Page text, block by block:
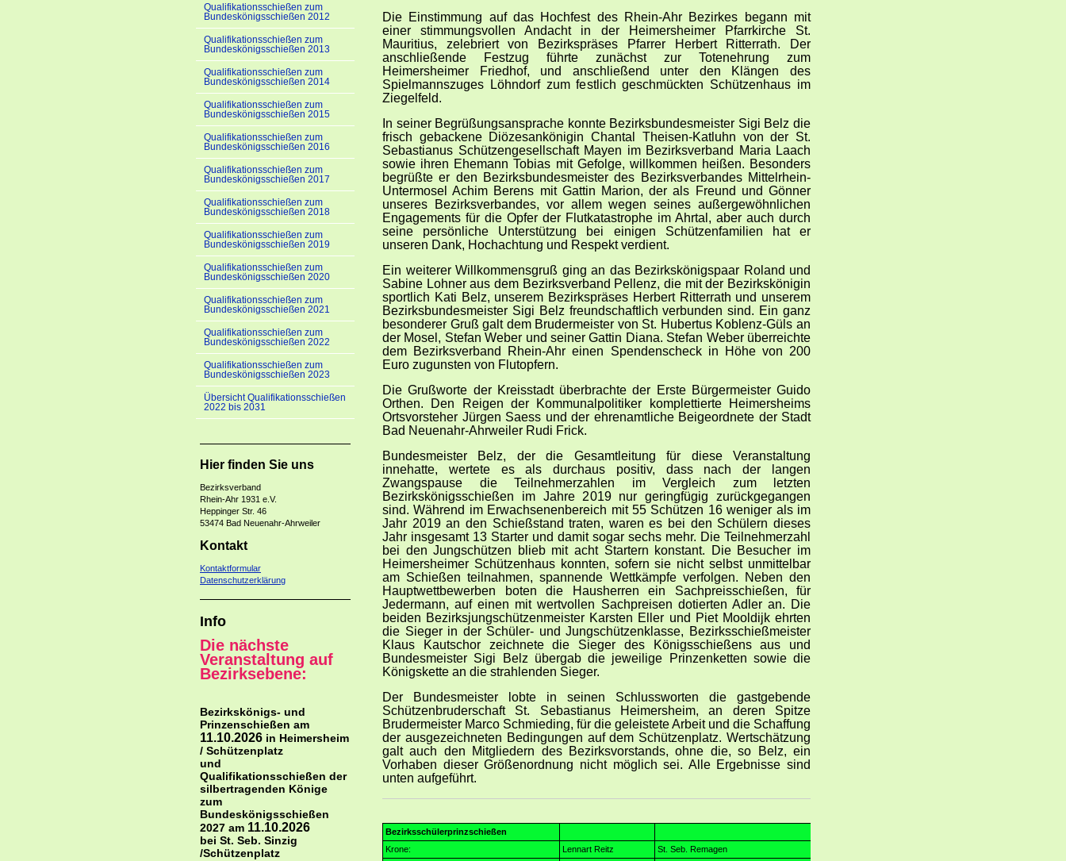
Qualifikationsschießen zum
Bundeskönigsschießen 2012
Qualifikationsschießen zum
Bundeskönigsschießen 2013
Qualifikationsschießen zum
Bundeskönigsschießen 2014
Qualifikationsschießen zum
Bundeskönigsschießen 2015
Qualifikationsschießen zum
Bundeskönigsschießen 2016
Qualifikationsschießen zum
Bundeskönigsschießen 2017
Qualifikationsschießen zum
Bundeskönigsschießen 2018
Qualifikationsschießen zum
Bundeskönigsschießen 2019
Qualifikationsschießen zum
Bundeskönigsschießen 2020
Qualifikationsschießen zum
Bundeskönigsschießen 2021
Qualifikationsschießen zum
Bundeskönigsschießen 2022
Qualifikationsschießen zum
Bundeskönigsschießen 2023
Übersicht Qualifikationsschießen
2022 bis 2031
Hier finden Sie uns
Bezirksverband
Rhein-Ahr 1931 e.V.
Heppinger Str. 46
53474 Bad Neuenahr-Ahrweiler
Kontakt
Kontaktformular
Datenschutzerklärung
Info
Die nächste
Veranstaltung auf
Bezirksebene:
Bezirkskönigs- und
Prinzenschießen am
11.10.2026 in Heimersheim
/ Schützenplatz
und
Qualifikationsschießen der
silbertragenden Könige
zum
Bundeskönigsschießen
2027 am 11.10.2026
bei St. Seb. Sinzig
/Schützenplatz
Die Einstimmung auf das Hochfest des Rhein-Ahr Bezirkes begann mit
einer stimmungsvollen Andacht in der Heimersheimer Pfarrkirche St.
Mauritius, zelebriert von Bezirkspräses Pfarrer Herbert Ritterrath. Der
anschließende Festzug führte zunächst zur Totenehrung zum
Heimersheimer Friedhof, und anschließend unter den Klängen des
Spielmannszuges Löhndorf zum festlich geschmückten Schützenhaus im
Ziegelfeld.
In seiner Begrüßungsansprache konnte Bezirksbundesmeister Sigi Belz die
frisch gebackene Diözesankönigin Chantal Theisen-Katluhn von der St.
Sebastianus Schützengesellschaft Mayen im Bezirksverband Maria Laach
sowie ihren Ehemann Tobias mit Gefolge, willkommen heißen. Besonders
begrüßte er den Bezirksbundesmeister des Bezirksverbandes Mittelrhein-
Untermosel Achim Berens mit Gattin Marion, der als Freund und Gönner
unseres Bezirksverbandes, vor allem wegen seines außergewöhnlichen
Engagements für die Opfer der Flutkatastrophe im Ahrtal, aber auch durch
seine persönliche Unterstützung bei einigen Schützenfamilien hat er
unseren Dank, Hochachtung und Respekt verdient.
Ein weiterer Willkommensgruß ging an das Bezirkskönigspaar Roland und
Sabine Lohner aus dem Bezirksverband Pellenz, die mit der Bezirkskönigin
sportlich Kati Belz, unserem Bezirkspräses Herbert Ritterrath und unserem
Bezirksbundesmeister Sigi Belz freundschaftlich verbunden sind. Ein ganz
besonderer Gruß galt dem Brudermeister von St. Hubertus Koblenz-Güls an
der Mosel, Stefan Weber und seiner Gattin Diana. Stefan Weber überreichte
dem Bezirksverband Rhein-Ahr einen Spendenscheck in Höhe von 200
Euro zugunsten von Flutopfern.
Die Grußworte der Kreisstadt überbrachte der Erste Bürgermeister Guido
Orthen. Den Reigen der Kommunalpolitiker komplettierte Heimersheims
Ortsvorsteher Jürgen Saess und der ehrenamtliche Beigeordnete der Stadt
Bad Neuenahr-Ahrweiler Rudi Frick.
Bundesmeister Belz, der die Gesamtleitung für diese Veranstaltung
innehatte, wertete es als durchaus positiv, dass nach der langen
Zwangspause die Teilnehmerzahlen im Vergleich zum letzten
Bezirkskönigsschießen im Jahre 2019 nur geringfügig zurückgegangen
sind. Während im Erwachsenenbereich mit 55 Schützen 16 weniger als im
Jahr 2019 an den Schießstand traten, waren es bei den Schülern dieses
Jahr insgesamt 13 Starter und damit sogar sechs mehr. Die Teilnehmerzahl
bei den Jungschützen blieb mit acht Startern konstant. Die Besucher im
Heimersheimer Schützenhaus konnten, sofern sie nicht selbst unmittelbar
am Schießen teilnahmen, spannende Wettkämpfe verfolgen. Neben den
Hauptwettbewerben boten die Hausherren ein Sachpreisschießen, für
Jedermann, auf einen mit wertvollen Sachpreisen dotierten Adler an. Die
beiden Bezirksjungschützenmeister Karsten Eller und Piet Mooldijk ehrten
die Sieger in der Schüler- und Jungschützenklasse, Bezirksschießmeister
Klaus Kautschor zeichnete die Sieger des Königsschießens aus und
Bundesmeister Sigi Belz übergab die jeweilige Prinzenketten sowie die
Königskette an die strahlenden Sieger.
Der Bundesmeister lobte in seinen Schlussworten die gastgebende
Schützenbruderschaft St. Sebastianus Heimersheim, an deren Spitze
Brudermeister Marco Schmieding, für die geleistete Arbeit und die Schaffung
der ausgezeichneten Bedingungen auf dem Schützenplatz. Wertschätzung
galt auch den Mitgliedern des Bezirksvorstands, ohne die, so Belz, ein
Vorhaben dieser Größenordnung nicht möglich sei. Alle Ergebnisse sind
unten aufgeführt.
Bezirksschülerprinzschießen
Krone:
Lennart Reitz
St. Seb. Remagen